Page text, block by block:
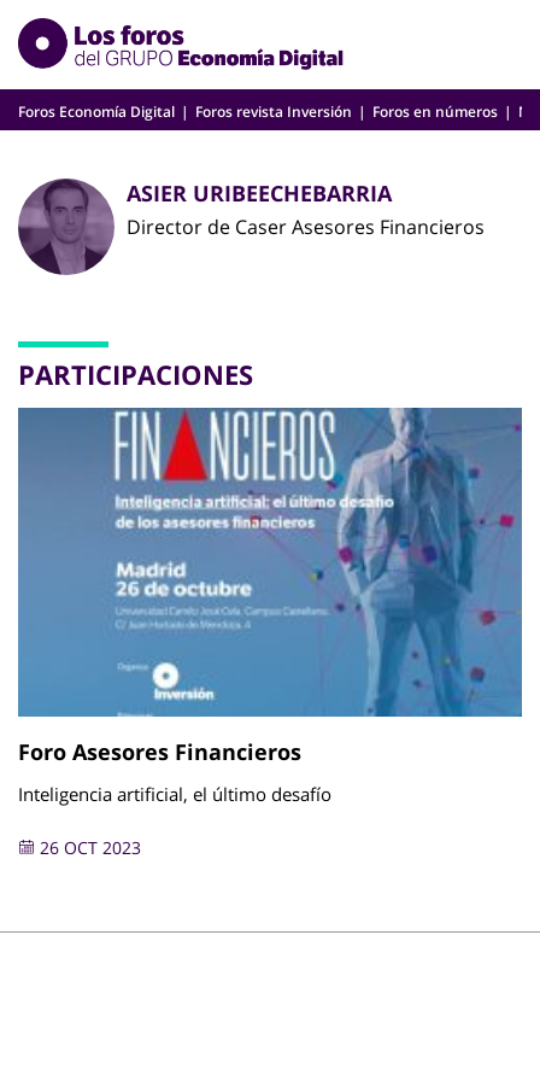
Skip
content
Foros Economía Digital Foros revista Inversión Foros en números
ASIER URIBEECHEBARRIA
Director de Caser Asesores Financieros
PARTICIPACIONES
Foro Asesores Financieros
Inteligencia artificial, el último desafío
26 OCT 2023